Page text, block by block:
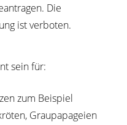
Die
ist verboten.
sein für:
zum Beispiel
Graupapageien